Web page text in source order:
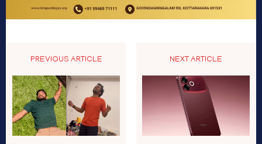
PREVIOUS ARTICLE NEXT ARTICLE